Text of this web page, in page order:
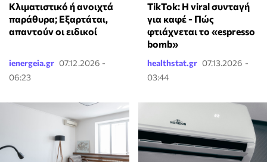
Κλιματιστικό ή ανοιχτά
παράθυρα; Εξαρτάται,
απαντούν οι ειδικοί
ienergeia.gr 07.12.2026 -
06:23
TikTok: Η viral συνταγή
για καφέ - Πώς
φτιάχνεται το «espresso
bomb»
healthstat.gr 07.13.2026 -
03:44